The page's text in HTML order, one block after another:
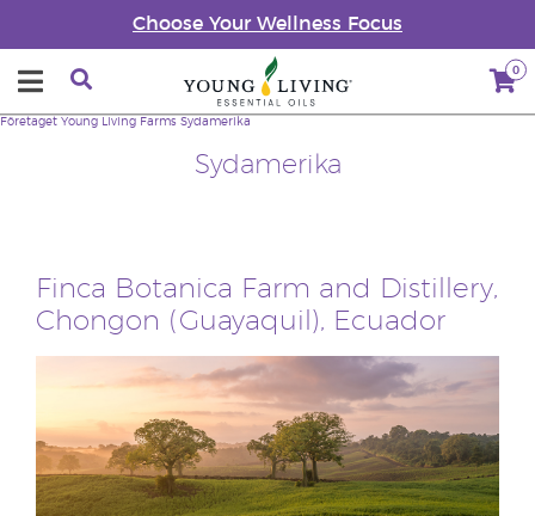
Choose Your Wellness Focus
0
Sydamerika
Företaget Young Living Farms Sydamerika
Finca Botanica Farm and Distillery,
Chongon (Guayaquil), Ecuador